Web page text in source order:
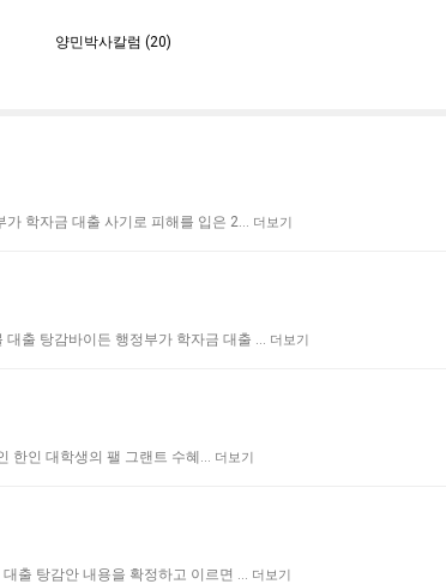
양민박사칼럼 (20)
가 학자금 대출 사기로 피해를 입은 2… 더보기
대출 탕감바이든 행정부가 학자금 대출 … 더보기
한인 대학생의 팰 그랜트 수혜… 더보기
출 탕감안 내용을 확정하고 이르면 … 더보기